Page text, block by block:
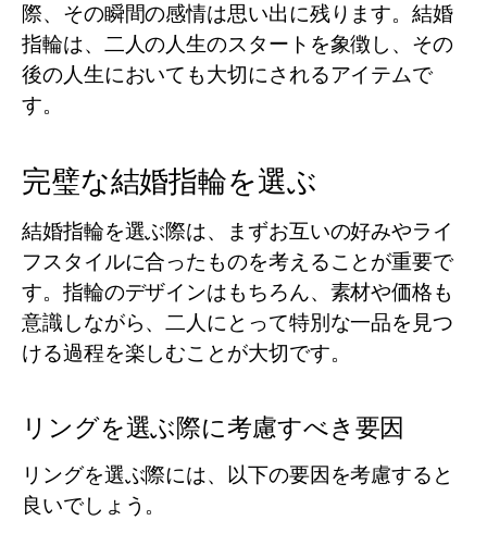
際、その瞬間の感情は思い出に残ります。結婚
指輪は、二人の人生のスタートを象徴し、その
後の人生においても大切にされるアイテムで
す。
完璧な結婚指輪を選ぶ
結婚指輪を選ぶ際は、まずお互いの好みやライ
フスタイルに合ったものを考えることが重要で
す。指輪のデザインはもちろん、素材や価格も
意識しながら、二人にとって特別な一品を見つ
ける過程を楽しむことが大切です。
リングを選ぶ際に考慮すべき要因
リングを選ぶ際には、以下の要因を考慮すると
良いでしょう。